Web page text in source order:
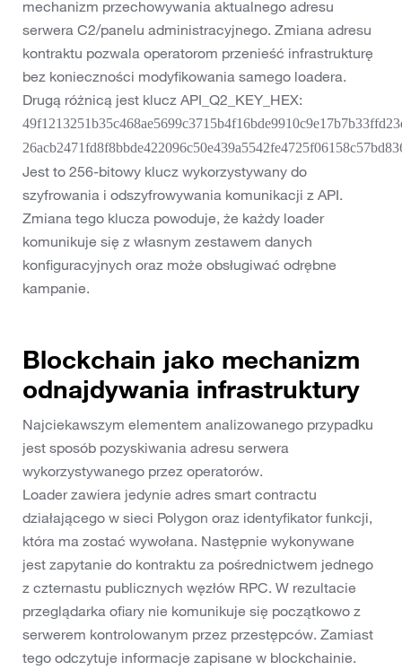
mechanizm przechowywania aktualnego adresu
serwera C2/panelu administracyjnego. Zmiana adresu
kontraktu pozwala operatorom przenieść infrastrukturę
bez konieczności modyfikowania samego loadera.
Drugą różnicą jest klucz API_Q2_KEY_HEX:
Jest to 256-bitowy klucz wykorzystywany do
szyfrowania i odszyfrowywania komunikacji z API.
Zmiana tego klucza powoduje, że każdy loader
komunikuje się z własnym zestawem danych
konfiguracyjnych oraz może obsługiwać odrębne
kampanie.
Blockchain jako mechanizm
odnajdywania infrastruktury
Najciekawszym elementem analizowanego przypadku
jest sposób pozyskiwania adresu serwera
wykorzystywanego przez operatorów.
Loader zawiera jedynie adres smart contractu
działającego w sieci Polygon oraz identyfikator funkcji,
która ma zostać wywołana. Następnie wykonywane
jest zapytanie do kontraktu za pośrednictwem jednego
z czternastu publicznych węzłów RPC. W rezultacie
przeglądarka ofiary nie komunikuje się początkowo z
serwerem kontrolowanym przez przestępców. Zamiast
tego odczytuje informacje zapisane w blockchainie.